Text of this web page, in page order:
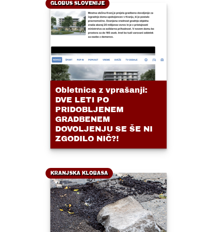
GLOBUS SLOVENIJE
Obletnica z vprašanji:
DVE LETI PO
PRIDOBLJENEM
GRADBENEM
DOVOLJENJU SE ŠE NI
ZGODILO NIČ?!
KRANJSKA KLOBASA